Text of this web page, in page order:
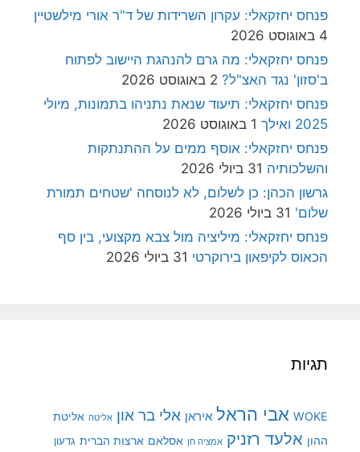
פנחס יחזקאלי: עקרון השרידות של ד"ר אורי מילשטיין
4 באוגוסט 2026
פנחס יחזקאלי: מה גרם להנהגת היישוב לפתוח
ב'סזון' נגד האצ"ל? 2 באוגוסט 2026
פנחס יחזקאלי: תיעוד שנאת נתניהו בתמונות, מיולי
2025 ואילך
1 באוגוסט 2026
פנחס יחזקאלי: אוסף ממים על ההתנתקות
והשלכותיה 31 ביולי 2026
גרשון הכהן: כן לשלום, לא לנוסחה 'שטחים תמורת
שלום' 31 ביולי 2026
פנחס יחזקאלי: מיליציה מול צבא מקצועי, בין סף
הכאוס לקיפאון בירוקרטי 31 ביולי 2026
תגיות
WOKE אבי הראל איראן אלי בר און אליטה אליטת
ההון אלעד רזניק אמציה חן אסלאם ארצות הברית גדעון